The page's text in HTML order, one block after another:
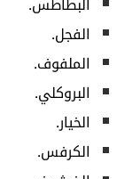
الفجل.
الملفوف.
البروكلي.
الخيار.
الكرفس.